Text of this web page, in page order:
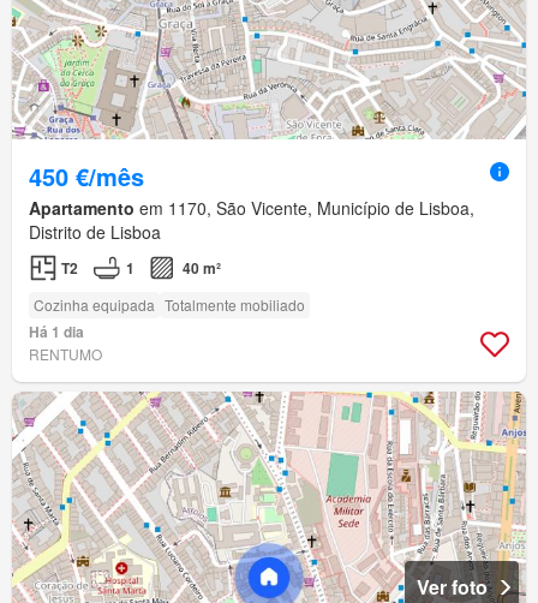
450 €/mês
Apartamento em 1170, São Vicente, Município de Lisboa,
Distrito de Lisboa
T2 1 40 m²
Cozinha equipada Totalmente mobiliado
Há 1 dia
RENTUMO
Ver foto